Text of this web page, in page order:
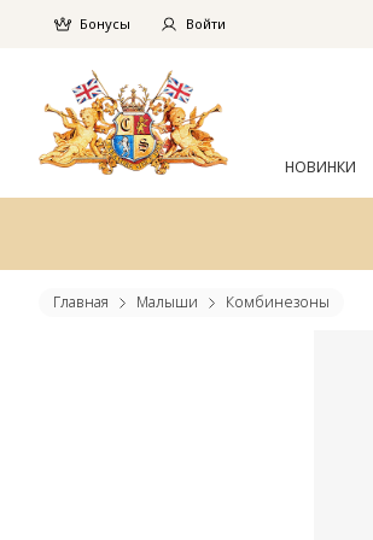
Бонусы Войти
НОВИНКИ
Главная Малыши Комбинезоны